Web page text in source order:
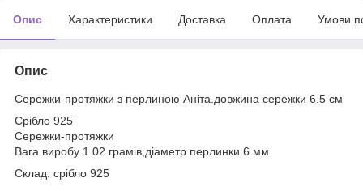
Опис Характеристики Доставка Оплата Умови
Опис
Сережки-протяжки з перлиною Аніта.довжина сережки 6.5 см
Срібло 925
Сережки-протяжки
Вага виробу 1.02 грамів,діаметр перлинки 6 мм
Склад: срібло 925